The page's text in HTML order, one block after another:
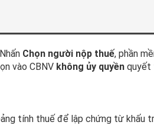
Nhấn Chọn người nộp thuế, phần
vào CBNV không ủy quyền quyết
tính thuế để lập chứng từ khấu